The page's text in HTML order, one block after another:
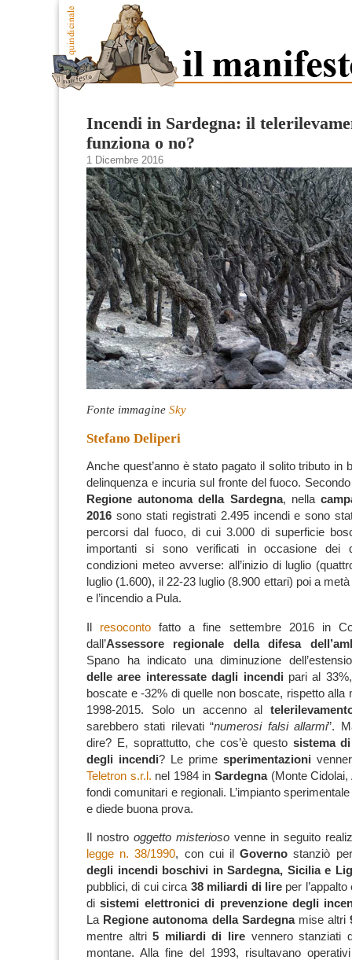
Incendi in Sardegna: il
funziona o no?
1 Dicembre 2016
Fonte immagine Sky
Stefano Deliperi
Anche quest’anno è stato pagato il solito tributo in
delinquenza e incuria sul fronte del fuoco.
Regione autonoma della Sardegna, nella
2016 sono stati registrati 2.495 incendi e sono
percorsi dal fuoco, di cui 3.000 di superficie
importanti si sono verificati in occasione dei
condizioni meteo avverse: all’inizio di luglio
luglio (1.600), il 22-23 luglio (8.900 ettari) poi a
e l’incendio a Pula.
Il resoconto fatto a fine settembre 2016 in
dall’Assessore regionale della difesa
Spano ha indicato unadiminuzione
delle aree interessate dagli incendi pari al
boscate e -32% di quelle non boscate, rispetto alla
1998-2015. Solo un accenno al
sarebbero stati rilevati “numerosi falsi allarmi”.
dire? E, soprattutto, che cos’è questo sistema
degli incendi? Le prime sperimentazioni
Teletron s.r.l. nel 1984 inSardegna(Monte Cidolai,
fondi comunitari e regionali. L’impianto
e diede buona prova.
Il nostro oggetto misterioso venne in seguito
legge n. 38/1990, con cui ilGoverno stanziò
degli incendi boschivi in Sardegna, Sicilia e
pubblici, di cui circa 38 miliardi di lireper l’appalto
disistemi elettronici di prevenzione degli
La Regione autonoma della Sardegnamise altri
mentre altri5 miliardi di lire vennero stanziati
montane. Alla fine del 1993, risultavano